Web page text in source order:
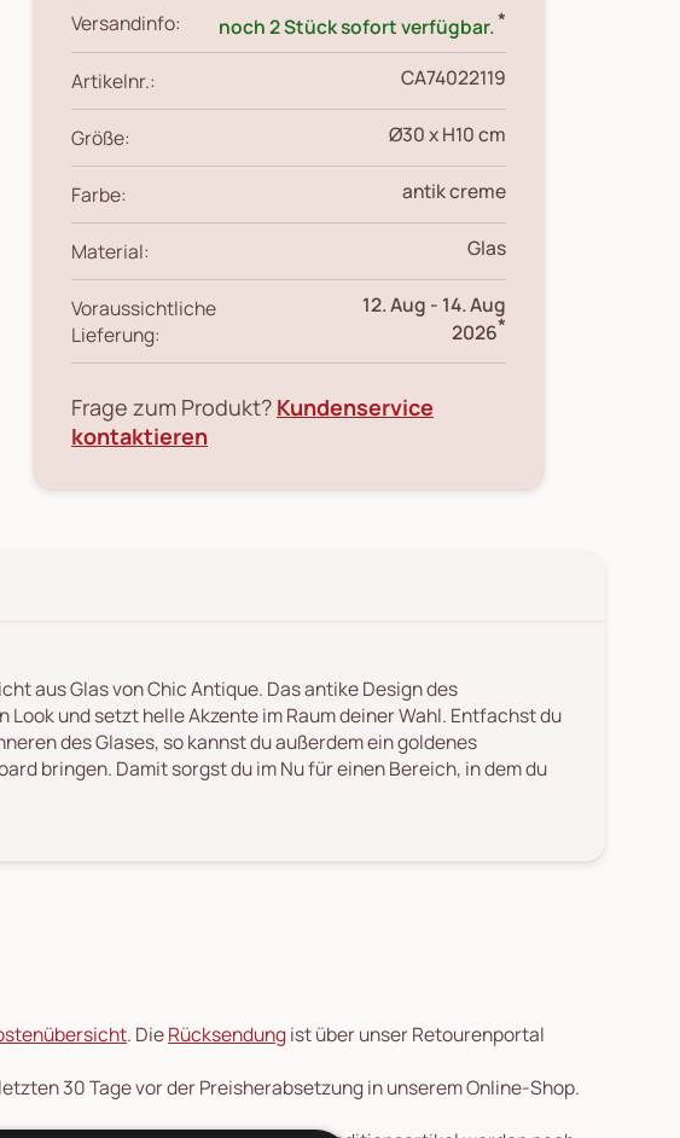
Versandinfo: noch 2 Stück sofort verfügbar.*
Artikelnr.: CA74022119
Größe: Ø30 x H10 cm
Farbe: antik creme
Material: Glas
Voraussichtliche
Lieferung:
12. Aug - 14. Aug
2026*
Frage zum Produkt? Kundenservice
kontaktieren
aus Glas von Chic Antique. Das antike Design des
und setzt helle Akzente im Raum deiner Wahl. Entfachst du
des Glases, so kannst du außerdem ein goldenes
bringen. Damit sorgst du im Nu für einen Bereich, in dem du
. DieRücksendungist über unser Retourenportal
30 Tage vor der Preisherabsetzung in unserem Online-Shop.